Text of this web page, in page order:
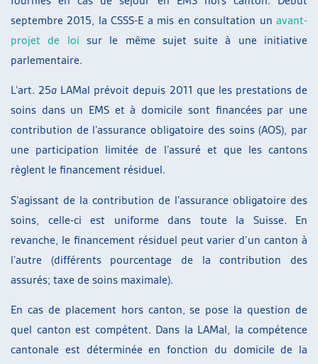
septembre 2015, la CSSS-E a mis en consultation un avant-
projet de loi sur le même sujet suite à une initiative
parlementaire.
L’art. 25a LAMal prévoit depuis 2011 que les prestations de
soins dans un EMS et à domicile sont financées par une
contribution de l’assurance obligatoire des soins (AOS), par
une participation limitée de l’assuré et que les cantons
règlent le financement résiduel.
S’agissant de la contribution de l’assurance obligatoire des
soins, celle-ci est uniforme dans toute la Suisse. En
revanche, le financement résiduel peut varier d’un canton à
l’autre (différents pourcentage de la contribution des
assurés; taxe de soins maximale).
En cas de placement hors canton, se pose la question de
quel canton est compétent. Dans la LAMal, la compétence
cantonale est déterminée en fonction du domicile de la